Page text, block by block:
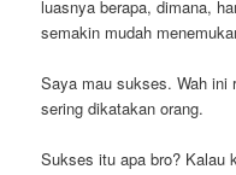
luasnya berapa, dimana,
semakin mudah
Saya mau sukses. Wah ini
sering dikatakan orang.
Sukses itu apa bro? Kalau